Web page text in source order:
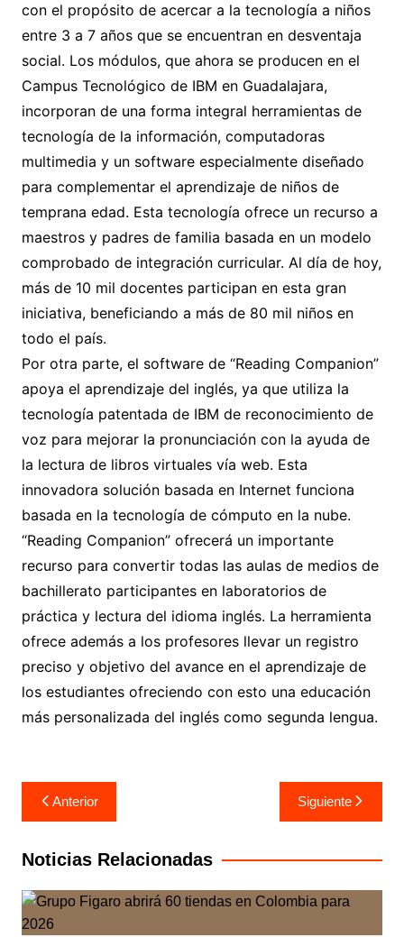
con el propósito de acercar a la tecnología a niños
entre 3 a 7 años que se encuentran en desventaja
social. Los módulos, que ahora se producen en el
Campus Tecnológico de IBM en Guadalajara,
incorporan de una forma integral herramientas de
tecnología de la información, computadoras
multimedia y un software especialmente diseñado
para complementar el aprendizaje de niños de
temprana edad. Esta tecnología ofrece un recurso a
maestros y padres de familia basada en un modelo
comprobado de integración curricular. Al día de hoy,
más de 10 mil docentes participan en esta gran
iniciativa, beneficiando a más de 80 mil niños en
todo el país.
Por otra parte, el software de “Reading Companion”
apoya el aprendizaje del inglés, ya que utiliza la
tecnología patentada de IBM de reconocimiento de
voz para mejorar la pronunciación con la ayuda de
la lectura de libros virtuales vía web. Esta
innovadora solución basada en Internet funciona
basada en la tecnología de cómputo en la nube.
“Reading Companion” ofrecerá un importante
recurso para convertir todas las aulas de medios de
bachillerato participantes en laboratorios de
práctica y lectura del idioma inglés. La herramienta
ofrece además a los profesores llevar un registro
preciso y objetivo del avance en el aprendizaje de
los estudiantes ofreciendo con esto una educación
más personalizada del inglés como segunda lengua.
Navegación
de
entradas
Anterior Siguiente
Noticias Relacionadas